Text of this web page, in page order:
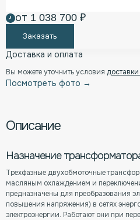
от 1 038 700 ₽
Заказать
Доставка и оплата
Вы можете уточнить условия
Посмотреть фото →
Описание
Назначение
Трехфазные двухобмоточные
масляным охлаждением и
предназначены для преобразования
повышения напряжения) в сетях
электроэнергии. Работают они при